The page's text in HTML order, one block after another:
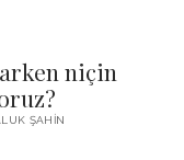
NOTES
niçin
ŞAHIN